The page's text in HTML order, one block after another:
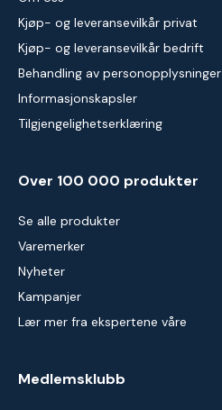
Kjøp- og leveransevilkår privat
Kjøp- og leveransevilkår bedrift
Behandling av personopplysninger
Informasjonskapsler
Tilgjengelighetserklæring
Over 100 000 produkter
Se alle produkter
Varemerker
Nyheter
Kampanjer
Lær mer fra ekspertene våre
Medlemsklubb